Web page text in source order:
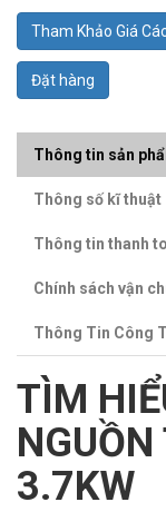
Tham Khảo Giá
Đặt hàng
Thông tin sản
Thông số kĩ thuật
Thông tin thanh
Chính sách vận
Thông Tin Công
TÌM
3.7KW